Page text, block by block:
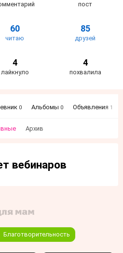
пост
60
читаю
85
друзей
4
лайкнуло
4
похвалила
0 Альбомы 0 Объявления 1
Архив
вебинаров
Благотворительность